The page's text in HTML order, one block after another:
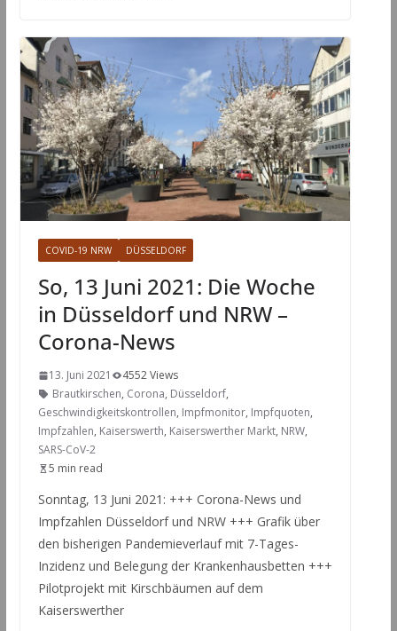
COVID-19 NRW DÜSSELDORF
So, 13 Juni 2021: Die Woche
in Düsseldorf und NRW –
Corona-News
13. Juni 2021
4552 Views
Brautkirschen, Corona, Düsseldorf,
Geschwindigkeitskontrollen, Impfmonitor, Impfquoten,
Impfzahlen, Kaiserswerth, Kaiserswerther Markt, NRW,
SARS-CoV-2
5 min read
Sonntag, 13 Juni 2021: +++ Corona-News und
Impfzahlen Düsseldorf und NRW +++ Grafik über
den bisherigen Pandemieverlauf mit 7-Tages-
Inzidenz und Belegung der Krankenhausbetten +++
Pilotprojekt mit Kirschbäumen auf dem
Kaiserswerther